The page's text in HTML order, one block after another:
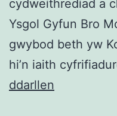
cydweithrediad a
Ysgol Gyfun Bro
gwybod beth yw
hi’n iaith
ddarllen